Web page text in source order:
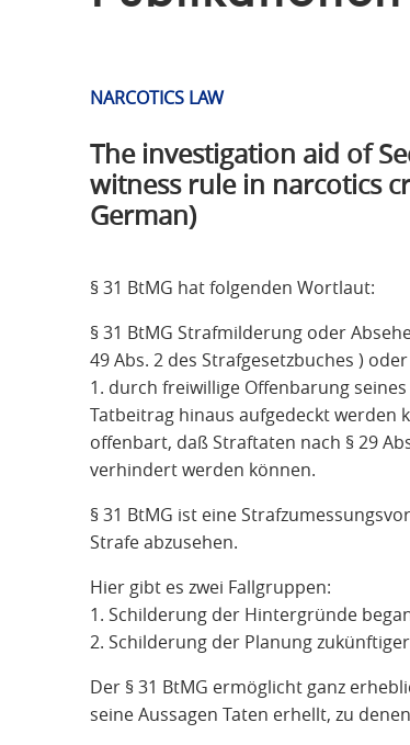
NARCOTICS LAW
The investigation aid of
witness rule in narcotics
German)
§ 31 BtMG hat folgenden Wortlaut:
§ 31 BtMG Strafmilderung oder
49 Abs. 2 des Strafgesetzbuches )
1. durch freiwillige Offenbarung
Tatbeitrag hinaus aufgedeckt werden
offenbart, daß Straftaten nach § 29
verhindert werden können.
§ 31 BtMG ist eine
Strafe abzusehen.
Hier gibt es zwei Fallgruppen:
1. Schilderung der Hintergründe
2. Schilderung der Planung
Der § 31 BtMG ermöglicht ganz
seine Aussagen Taten erhellt, zu